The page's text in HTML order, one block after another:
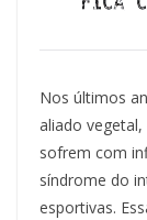
Nos últimos
aliado
sofrem com
síndrome do
esportivas.